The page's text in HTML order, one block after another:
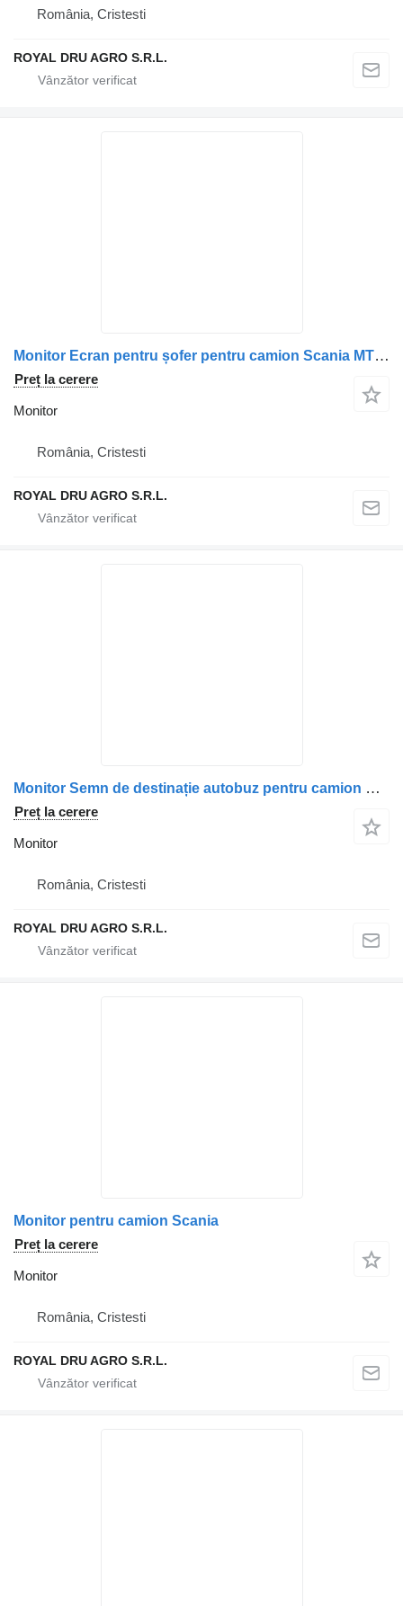
România, Cristesti
ROYAL DRU AGRO S.R.L.
Monitor Ecran pentru șofer pentru camion Scania MTB 7300D-11
Preț la cerere
Monitor
România, Cristesti
ROYAL DRU AGRO S.R.L.
Monitor Semn de destinație autobuz pentru camion Mercedes-Benz – Față
Preț la cerere
Monitor
România, Cristesti
ROYAL DRU AGRO S.R.L.
Monitor pentru camion Scania
Preț la cerere
Monitor
România, Cristesti
ROYAL DRU AGRO S.R.L.